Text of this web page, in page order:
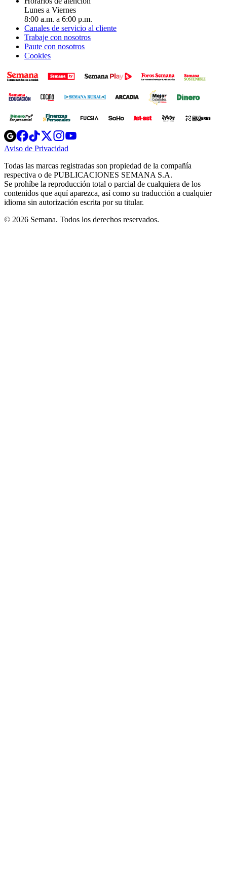
Lunes a Viernes
8:00 a.m. a 6:00 p.m.
Canales de servicio al cliente
Trabaje con nosotros
Paute con nosotros
Cookies
Opens
in
new
Opens
in
new
Opens
in
new
window
Opens
new
windowwindow
Aviso de Privacidad
new
window
Todas las marcas registradas son propiedad de la compañía
respectiva o de PUBLICACIONES SEMANA S.A.
Se prohíbe la reproducción total o parcial de cualquiera de los
contenidos que aquí aparezca, así como su traducción a cualquier
idioma sin autorización escrita por su titular.
© 2026 Semana. Todos los derechos reservados.